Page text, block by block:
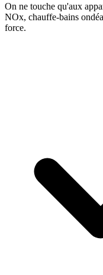
On ne touche qu'aux
NOx, chauffe-bains
force.